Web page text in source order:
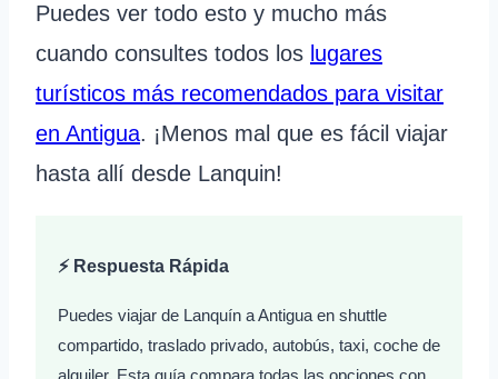
Puedes ver todo esto y mucho más
cuando consultes todos los lugares
turísticos más recomendados para visitar
en Antigua. ¡Menos mal que es fácil viajar
hasta allí desde Lanquin!
⚡ Respuesta Rápida
Puedes viajar de Lanquín a Antigua en shuttle
compartido, traslado privado, autobús, taxi, coche de